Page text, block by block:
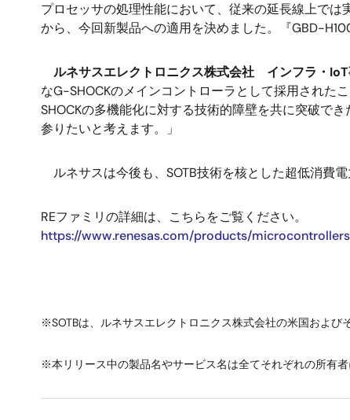
プロセッサの処理性能において、従来の延長線上で
から、今回新製品への適用を決めました。『GBD-
ルネサスエレクトロニクス株式会社 インフラ・
なG-SHOCKのメインコントローラとして採用された
SHOCKの多機能化に対する技術的障壁を共に突破で
参りたいと考えます。」
ルネサスは今後も、SOTB技術を核とした超低消費
REファミリの詳細は、こちらをご覧ください。
https://www.renesas.com/products/
※SOTBは、ルネサスエレクトロニクス株式会社の米国および
※本リリース中の製品名やサービス名は全てそれぞれの所有者